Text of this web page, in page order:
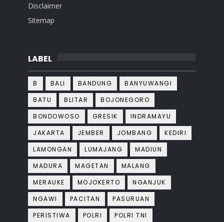
Disclaimer
Sitemap
LABEL
B BALI BANDUNG
BANYUWANGI
BATU
BLITAR
BOJONEGORO
BONDOWOSO
GRESIK
INDRAMAYU
JAKARTA
JEMBER JOMBANG
KEDIRI
LAMONGAN
LUMAJANG
MADIUN
MADURA
MAGETAN
MALANG
MERAUKE
MOJOKERTO
NGANJUK
NGAWI
PACITAN
PASURUAN
PERISTIWA
POLRI
POLRI TNI